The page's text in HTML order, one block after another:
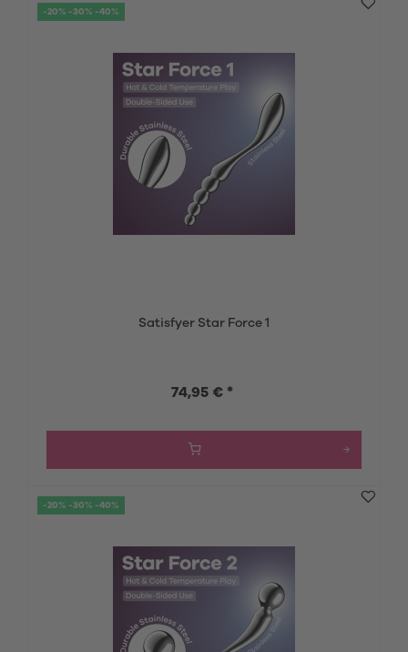
-20% -30% -40%
Satisfyer Star Force 1
74,95 € *
-20% -30% -40%